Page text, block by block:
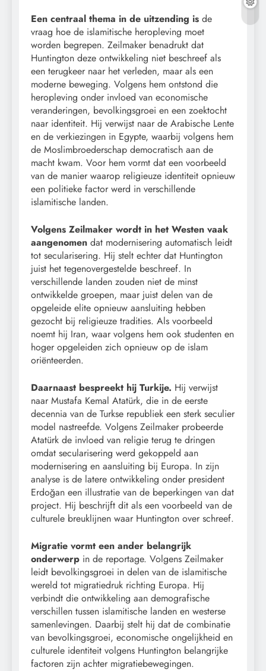
Een centraal thema in de uitzending is de
vraag hoe de islamitische heropleving moet
worden begrepen. Zeilmaker benadrukt dat
Huntington deze ontwikkeling niet beschreef als
een terugkeer naar het verleden, maar als een
moderne beweging. Volgens hem ontstond die
heropleving onder invloed van economische
veranderingen, bevolkingsgroei en een zoektocht
naar identiteit. Hij verwijst naar de Arabische Lente
en de verkiezingen in Egypte, waarbij volgens hem
de Moslimbroederschap democratisch aan de
macht kwam. Voor hem vormt dat een voorbeeld
van de manier waarop religieuze identiteit opnieuw
een politieke factor werd in verschillende
islamitische landen.
Volgens Zeilmaker wordt in het Westen vaak
aangenomen dat modernisering automatisch leidt
tot secularisering. Hij stelt echter dat Huntington
juist het tegenovergestelde beschreef. In
verschillende landen zouden niet de minst
ontwikkelde groepen, maar juist delen van de
opgeleide elite opnieuw aansluiting hebben
gezocht bij religieuze tradities. Als voorbeeld
noemt hij Iran, waar volgens hem ook studenten en
hoger opgeleiden zich opnieuw op de islam
oriënteerden.
Daarnaast bespreekt hij Turkije. Hij verwijst
naar Mustafa Kemal Atatürk, die in de eerste
decennia van de Turkse republiek een sterk seculier
model nastreefde. Volgens Zeilmaker probeerde
Atatürk de invloed van religie terug te dringen
omdat secularisering werd gekoppeld aan
modernisering en aansluiting bij Europa. In zijn
analyse is de latere ontwikkeling onder president
Erdoğan een illustratie van de beperkingen van dat
project. Hij beschrijft dit als een voorbeeld van de
culturele breuklijnen waar Huntington over schreef.
Migratie vormt een ander belangrijk
onderwerp in de reportage. Volgens Zeilmaker
leidt bevolkingsgroei in delen van de islamitische
wereld tot migratiedruk richting Europa. Hij
verbindt die ontwikkeling aan demografische
verschillen tussen islamitische landen en westerse
samenlevingen. Daarbij stelt hij dat de combinatie
van bevolkingsgroei, economische ongelijkheid en
culturele identiteit volgens Huntington belangrijke
factoren zijn achter migratiebewegingen.